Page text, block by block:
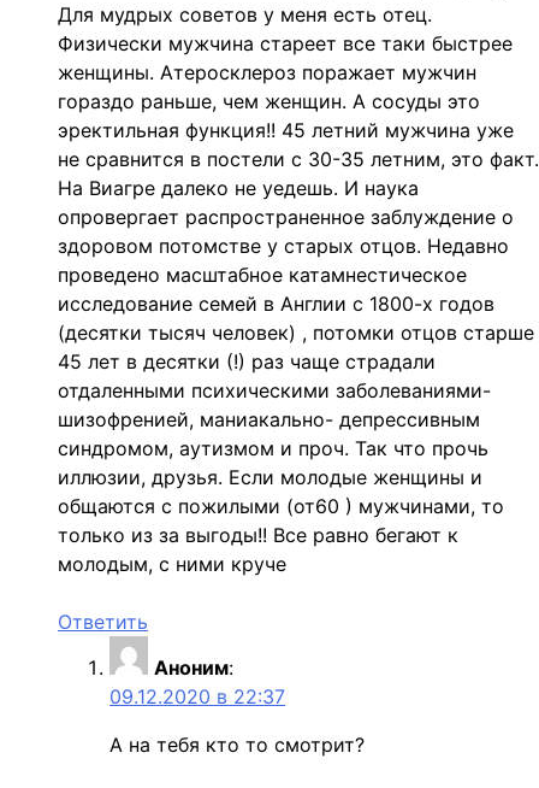
Для мудрых советов у меня есть отец.
Физически мужчина стареет все таки быстрее
женщины. Атеросклероз поражает мужчин
гораздо раньше, чем женщин. А сосуды это
эректильная функция!! 45 летний мужчина уже
не сравнится в постели с 30-35 летним, это факт.
На Виагре далеко не уедешь. И наука
опровергает распространенное заблуждение о
здоровом потомстве у старых отцов. Недавно
проведено масштабное катамнестическое
исследование семей в Англии с 1800-х годов
(десятки тысяч человек) , потомки отцов старше
45 лет в десятки (!) раз чаще страдали
отдаленными психическими заболеваниями-
шизофренией, маниакально- депрессивным
синдромом, аутизмом и проч. Так что прочь
иллюзии, друзья. Если молодые женщины и
общаются с пожилыми (от60 ) мужчинами, то
только из за выгоды!! Все равно бегают к
молодым, с ними круче
Ответить
Аноним:
09.12.2020 в 22:37
А на тебя кто то смотрит?